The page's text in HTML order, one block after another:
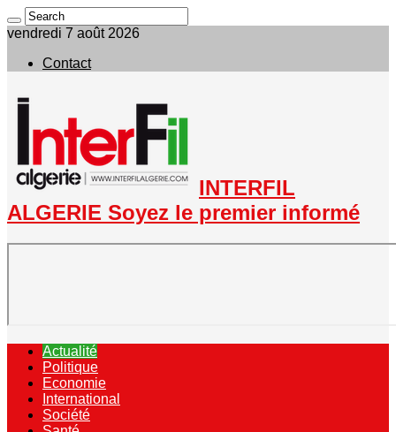
vendredi 7 août 2026
Contact
INTERFIL
ALGERIE Soyez le premier informé
Actualité
Politique
Economie
International
Société